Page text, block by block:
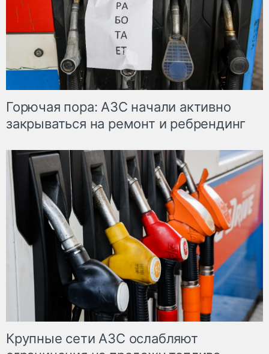
Горючая пора: АЗС начали активно
закрываться на ремонт и ребрендинг
Крупные сети АЗС ослабляют